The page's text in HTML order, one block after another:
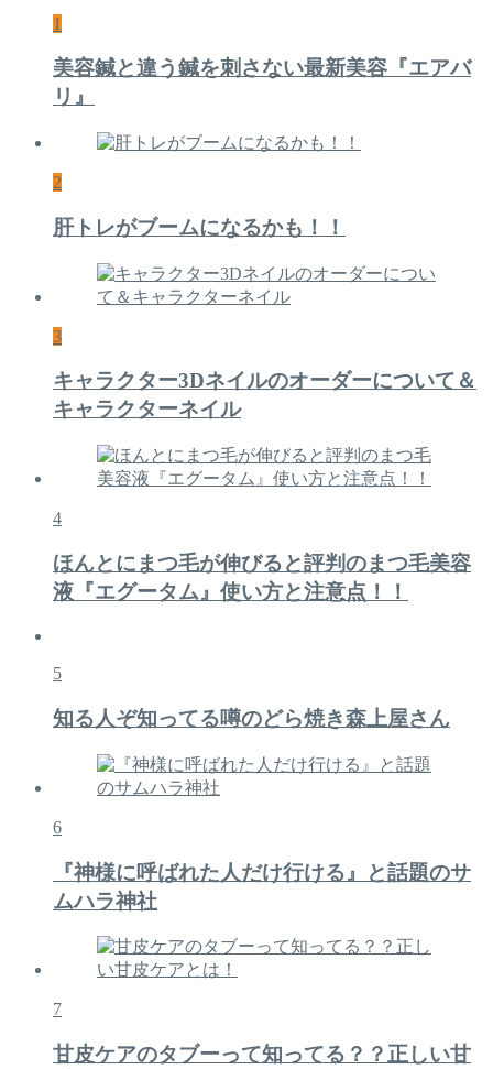
1
美容鍼と違う鍼を刺さない最新美容『エアバ
リ』
2
肝トレがブームになるかも！！
3
キャラクター3Dネイルのオーダーについて＆
キャラクターネイル
4
ほんとにまつ毛が伸びると評判のまつ毛美容
液『エグータム』使い方と注意点！！
5
知る人ぞ知ってる噂のどら焼き森上屋さん
6
『神様に呼ばれた人だけ行ける』と話題のサ
ムハラ神社
7
甘皮ケアのタブーって知ってる？？正しい甘